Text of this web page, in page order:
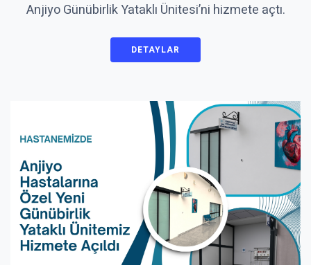
Anjiyo Günübirlik Yataklı Ünitesi’ni hizmete açtı.
DETAYLAR